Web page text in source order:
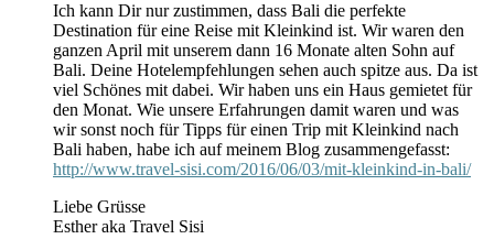
Ich kann Dir nur zustimmen, dass Bali die perfekte
Destination für eine Reise mit Kleinkind ist. Wir waren den
ganzen April mit unserem dann 16 Monate alten Sohn auf
Bali. Deine Hotelempfehlungen sehen auch spitze aus. Da ist
viel Schönes mit dabei. Wir haben uns ein Haus gemietet für
den Monat. Wie unsere Erfahrungen damit waren und was
wir sonst noch für Tipps für einen Trip mit Kleinkind nach
Bali haben, habe ich auf meinem Blog zusammengefasst:
http://www.travel-sisi.com/2016/06/03/mit-kleinkind-in-bali/
Liebe Grüsse
Esther aka Travel Sisi